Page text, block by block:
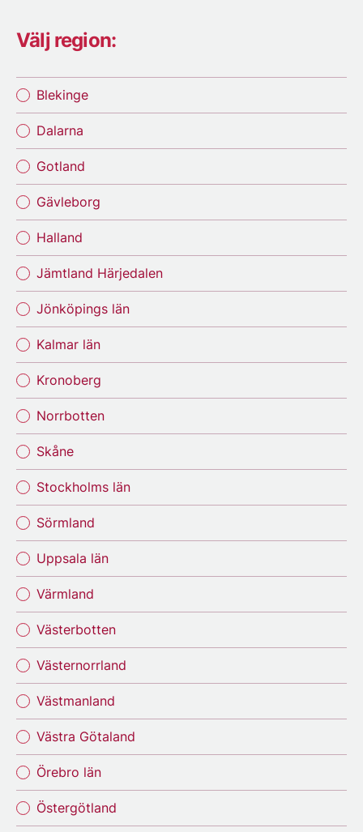
Välj region:
Blekinge
Dalarna
Gotland
Gävleborg
Halland
Jämtland Härjedalen
Jönköpings län
Kalmar län
Kronoberg
Norrbotten
Skåne
Stockholms län
Sörmland
Uppsala län
Värmland
Västerbotten
Västernorrland
Västmanland
Västra Götaland
Örebro län
Östergötland